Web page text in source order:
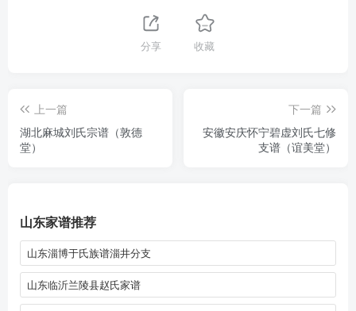
分享 收藏
上一篇
湖北麻城刘氏宗谱（敦德
堂）
下一篇
安徽安庆怀宁碧虚刘氏七修
支谱（谊美堂）
山东家谱推荐
山东淄博于氏族谱淄井分支
山东临沂兰陵县赵氏家谱